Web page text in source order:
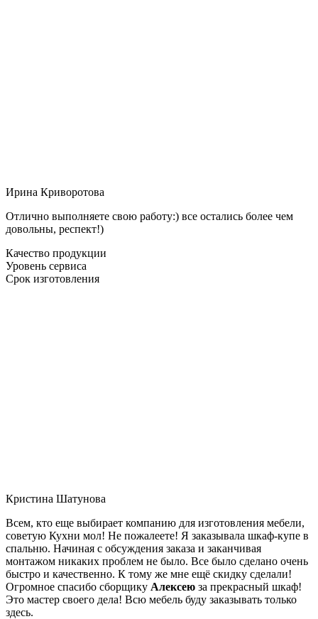
Ирина Криворотова
Отлично выполняете свою работу:) все остались более чем
довольны, респект!)
Качество продукции
Уровень сервиса
Срок изготовления
Кристина Шатунова
Всем, кто еще выбирает компанию для изготовления мебели,
советую Кухни мол! Не пожалеете! Я заказывала шкаф-купе в
спальню. Начиная с обсуждения заказа и заканчивая
монтажом никаких проблем не было. Все было сделано очень
быстро и качественно. К тому же мне ещё скидку сделали!
Огромное спасибо сборщику Алексею за прекрасный шкаф!
Это мастер своего дела! Всю мебель буду заказывать только
здесь.